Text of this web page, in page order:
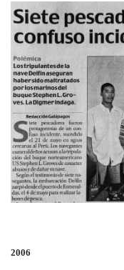
2006